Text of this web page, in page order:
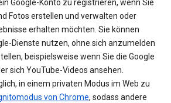
Google-Konto zu registrieren, wenn Sie
Fotos erstellen und verwalten oder
erhalten möchten. Sie können
Dienste nutzen, ohne sich anzumelden
beispielsweise wenn Sie die Google
sich YouTube-Videos ansehen.
in einem privaten Modus im Web zu
von Chrome, sodass andere